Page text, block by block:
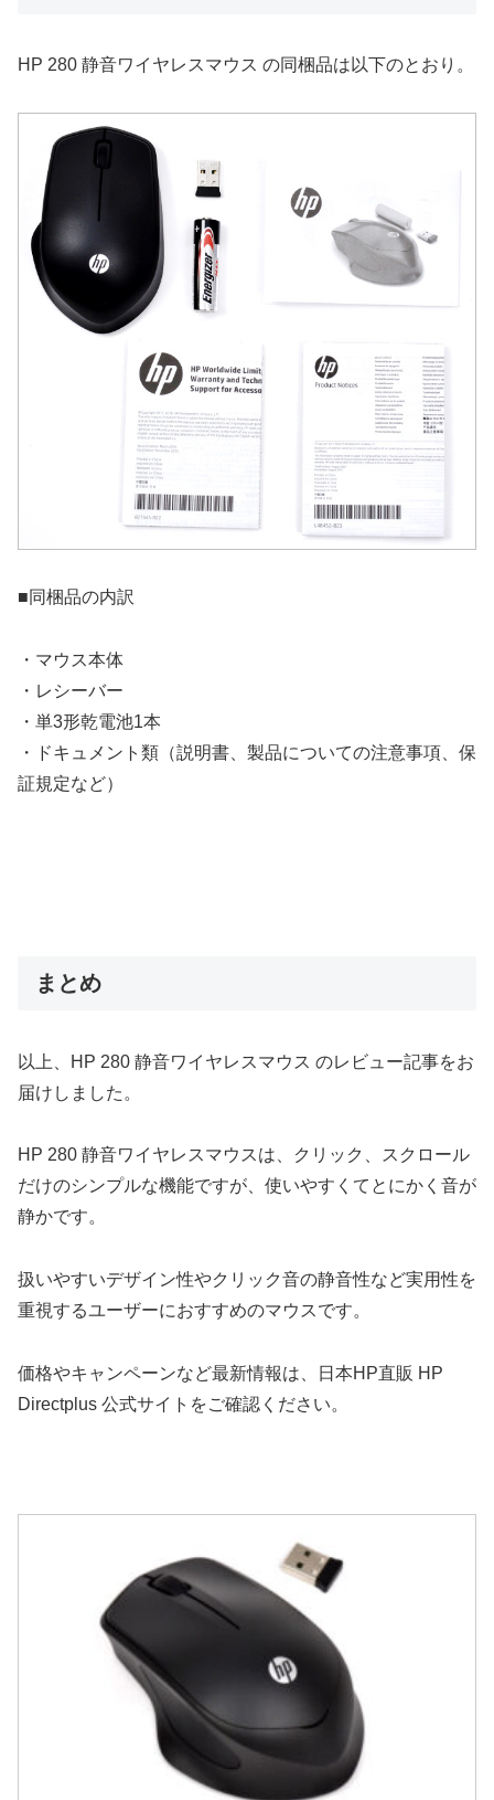
HP 280 静音ワイヤレスマウス の同梱品は以下のとおり。
■同梱品の内訳
・マウス本体
・レシーバー
・単3形乾電池1本
・ドキュメント類（説明書、製品についての注意事項、保
証規定など）
まとめ
以上、HP 280 静音ワイヤレスマウス のレビュー記事をお
届けしました。
HP 280 静音ワイヤレスマウスは、クリック、スクロール
だけのシンプルな機能ですが、使いやすくてとにかく音が
静かです。
扱いやすいデザイン性やクリック音の静音性など実用性を
重視するユーザーにおすすめのマウスです。
価格やキャンペーンなど最新情報は、日本HP直販 HP
Directplus 公式サイトをご確認ください。